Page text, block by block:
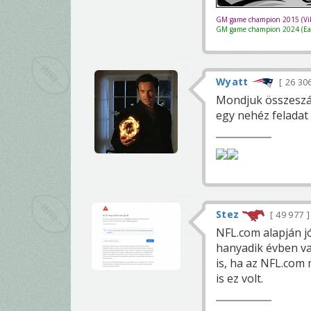
GM game champion 2015
GM game champion 2024
Wyatt 26
Mondjuk
egy nehéz feladat
Stez 49 977
NFL.com alapján
hanyadik évben
is, ha az
is ez volt.